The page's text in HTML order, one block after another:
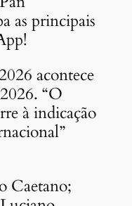
as principais
acontece
“O
à indicação
Caetano;